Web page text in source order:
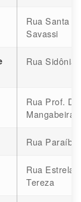
Rua Santa
Savassi
Rua
Rua Prof.
Mangabeiras
Rua
Rua Estrela
Tereza